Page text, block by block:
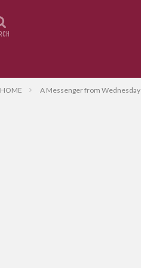
HOME A Messenger from Wednesday